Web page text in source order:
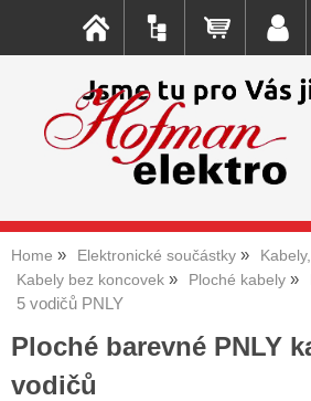
Home Elektronické součástky
Kabely bez koncovek
Ploché kabely
5 vodičů PNLY
Ploché barevné PNLY
vodičů